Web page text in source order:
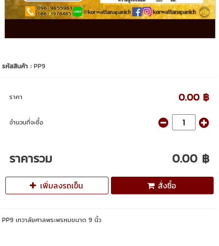
รหัสสินค้า :PP9
ราคา 0.00 ฿
จำนวนที่จะซื้อ
ราคารวม 0.00 ฿
เพิ่มลงรถเข็น สั่งซื้อ
PP9 เทวาลัยศาลพระพรหมขนาด 9 นิ้ว